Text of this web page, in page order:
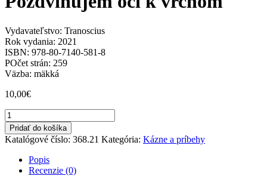
Vydavateľstvo: Tranoscius
Rok vydania: 2021
ISBN: 978-80-7140-581-8
POčet strán: 259
Väzba: mäkká
10,00€
množstvo
Pozdvihujem
oči
k
vrchom
Pridať do košíka
Katalógové číslo: 368.21 Kategória: Kázne a príbehy
Popis
Recenzie (0)